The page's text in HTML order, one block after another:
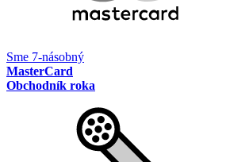
Sme 7-násobný
MasterCard
Obchodník roka